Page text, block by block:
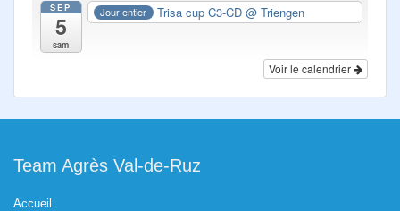
SEP
5
sam
Jour entier Trisa cup C3-CD@ Triengen
Voir le calendrier
Team Agrès Val-de-Ruz
Accueil